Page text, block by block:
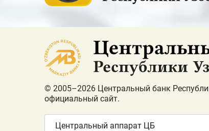
© 2005–2026 Центральный банк
официальный сайт.
Центральный аппарат ЦБ